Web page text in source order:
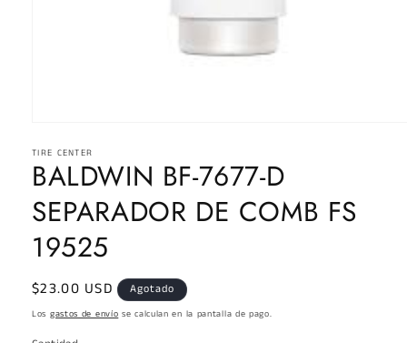
multimedia
1
en
ventana
modal
TIRE CENTER
BALDWIN BF-7677-D
SEPARADOR DE COMB FS
19525
Precio
habitual
$23.00 USD Agotado
Los gastos de envío se calculan en la pantalla de pago.